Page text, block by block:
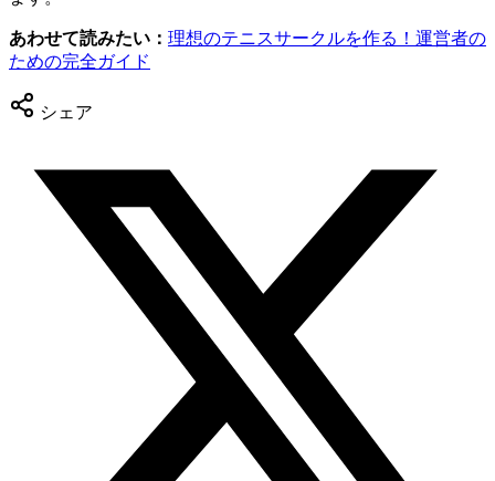
あわせて読みたい： 理想のテニスサークルを作る！運営者の
ための完全ガイド
シェア